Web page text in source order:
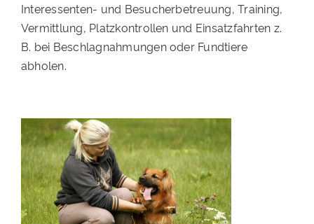
PATENSCHAFTEN
HELFER WERDEN
Interessenten- und Besucherbetreuung, Training,
Vermittlung, Platzkontrollen und Einsatzfahrten z.
B. bei Beschlagnahmungen oder Fundtiere
abholen.